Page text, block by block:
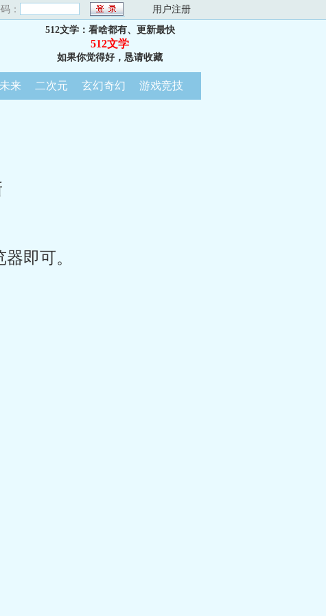
： 用户注册
512文学：看啥都有、更新最快
512文学
如果你觉得好，恳请收藏
来 二次元 玄幻奇幻 游戏竞技
即可。